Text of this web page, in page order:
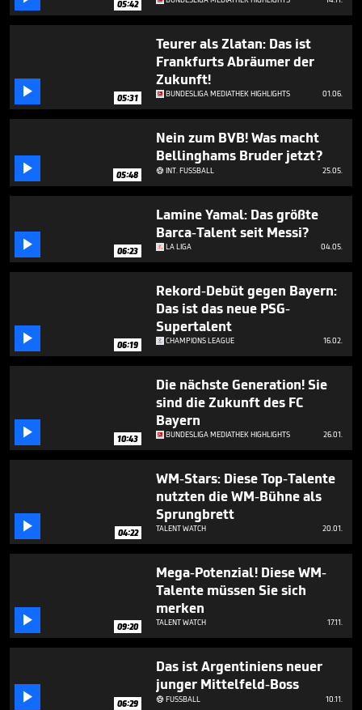
6
05:42
 05:31
Teurer als Zlatan: Das ist
Frankfurts Abräumer der
Zukunft!
BUNDESLIGA MEDIATHEK HIGHLIGHTS 01.06.
 05:48
Nein zum BVB! Was macht
Bellinghams Bruder jetzt?
INT. FUSSBALL 25.05.
 06:23
Lamine Yamal: Das größte
Barca-Talent seit Messi?
LA LIGA 04.05.
 06:19
Rekord-Debüt gegen Bayern:
Das ist das neue PSG-
Supertalent
CHAMPIONS LEAGUE 16.02.
 10:43
Die nächste Generation! Sie
sind die Zukunft des FC
Bayern
BUNDESLIGA MEDIATHEK HIGHLIGHTS 26.01.
 04:22
WM-Stars: Diese Top-Talente
nutzten die WM-Bühne als
Sprungbrett
TALENT WATCH 20.01.
 09:20
Mega-Potenzial! Diese WM-
Talente müssen Sie sich
merken
TALENT WATCH 17.11.
 06:29
Das ist Argentiniens neuer
junger Mittelfeld-Boss
FUSSBALL 10.11.